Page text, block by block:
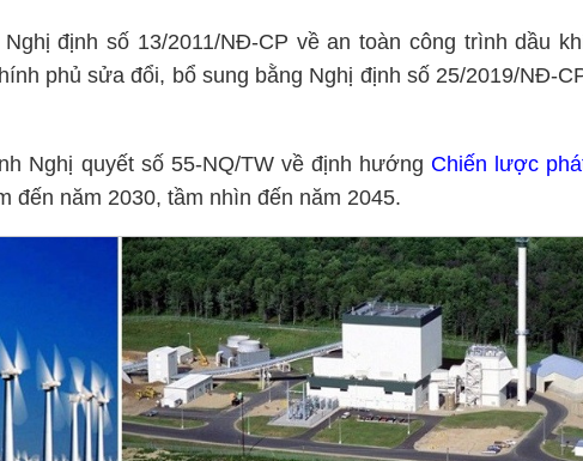
định số 13/2011/NĐ-CP về an toàn công trình dầu
phủ sửa đổi, bổ sung bằng Nghị định số 25/2019/NĐ-
Nghị quyết số 55-NQ/TW về định hướng Chiến lược
đến năm 2030, tầm nhìn đến năm 2045.